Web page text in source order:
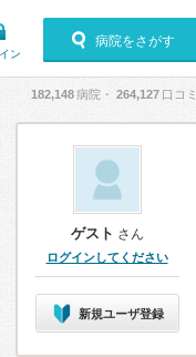
ン
病院をさがす
182,148病院・ 264,127 口コミ
ゲスト さん
ログインしてください
新規ユーザ登録